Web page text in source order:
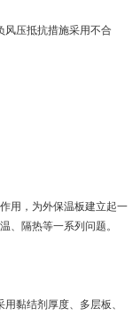
压抵抗措施采用不合
用，为外保温板建立起一
、隔热等一系列问题。
黏结剂厚度、多层板、